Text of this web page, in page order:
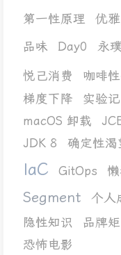
第一性原理 优
品味
Day0 永璞
悦己消费 咖啡
梯度下降 实验
macOS 卸载
JDK 8
确定性渴
IaC GitOps
Segment 个人
隐性知识
品牌
恐怖电影